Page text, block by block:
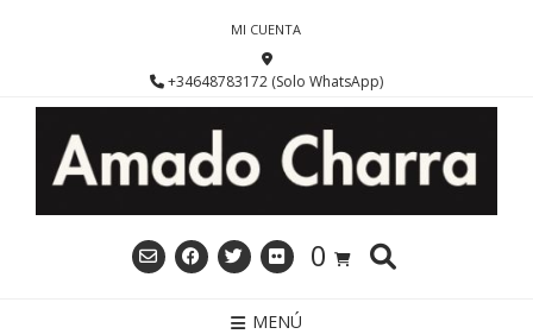
MI CUENTA
+34648783172 (Solo WhatsApp)
0
MENÚ